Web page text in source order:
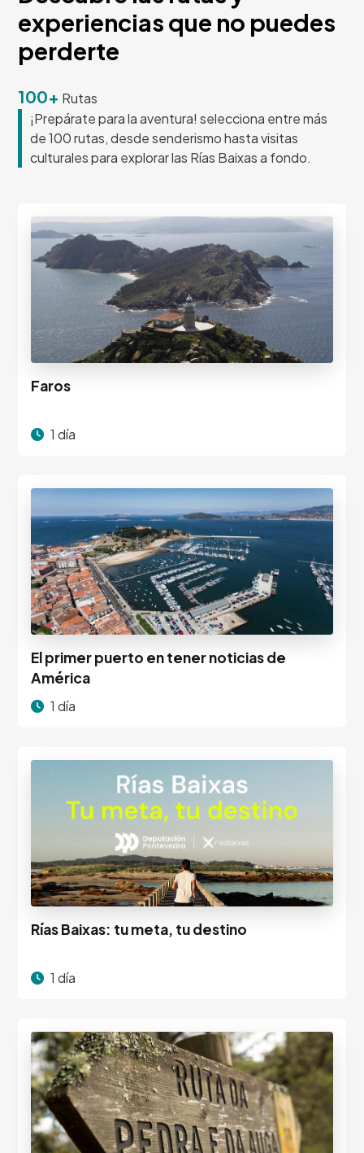
experiencias que no puedes
perderte
100+ Rutas
¡Prepárate para la aventura! selecciona entre más
de 100 rutas, desde senderismo hasta visitas
culturales para explorar las Rías Baixas a fondo.
Faros
1 día
El primer puerto en tener noticias de
América
1 día
Rías Baixas: tu meta, tu destino
1 día